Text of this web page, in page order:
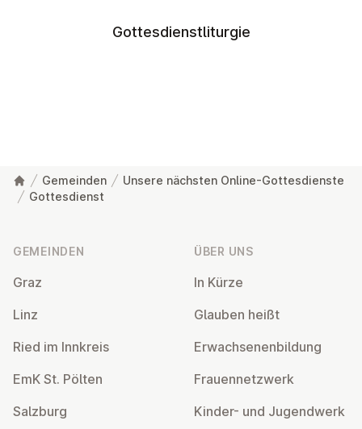
Gottesdienstliturgie
Gemeinden
Unsere nächsten Online-Gottesdienste
Gottesdienst
GEMEINDEN
Graz
Linz
Ried im Innkreis
EmK St. Pölten
Salzburg
ÜBER UNS
In Kürze
Glauben heißt
Er­wach­se­nen­bil­dung
Frau­en­netz­werk
Kinder- und Ju­gend­werk